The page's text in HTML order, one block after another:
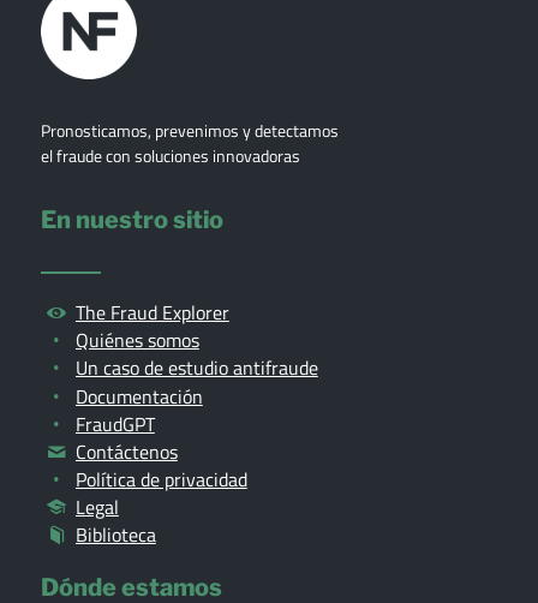
Pronosticamos, prevenimos y detectamos
el fraude con soluciones innovadoras
En nuestro sitio
The Fraud Explorer
Quiénes somos
Un caso de estudio antifraude
Documentación
FraudGPT
Contáctenos
Política de privacidad
Legal
Biblioteca
Dónde estamos